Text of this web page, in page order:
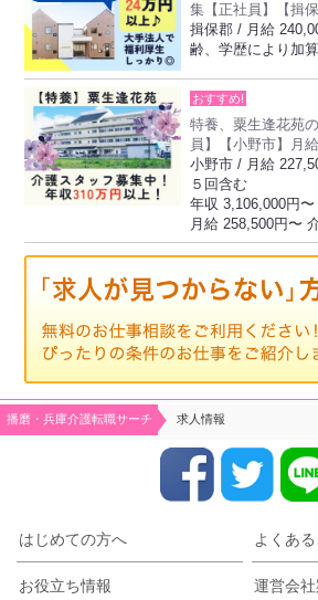
集【正社員】【揖
揖保郡 / 月給
齢、学歴により加
おすすめ!
特養、粟生逢花苑
員】【小野市】月
小野市 / 月給
５回含む
年収 3,106,000円〜
月給 258,500円〜
播磨・兵庫介護転職サーチ 求人情報
はじめての方へ よくあ
お役立ち情報 運営会